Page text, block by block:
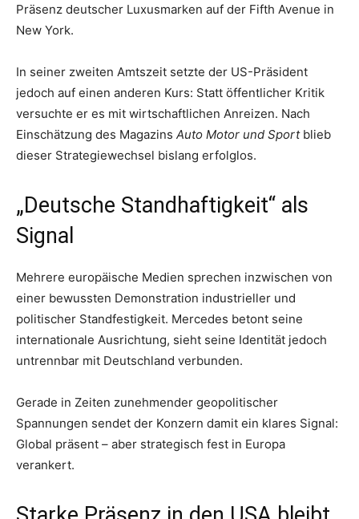
Präsenz deutscher Luxusmarken auf der Fifth Avenue in
New York.
In seiner zweiten Amtszeit setzte der US-Präsident
jedoch auf einen anderen Kurs: Statt öffentlicher Kritik
versuchte er es mit wirtschaftlichen Anreizen. Nach
Einschätzung des Magazins Auto Motor und Sportblieb
dieser Strategiewechsel bislang erfolglos.
„Deutsche Standhaftigkeit“ als
Signal
Mehrere europäische Medien sprechen inzwischen von
einer bewussten Demonstration industrieller und
politischer Standfestigkeit. Mercedes betont seine
internationale Ausrichtung, sieht seine Identität jedoch
untrennbar mit Deutschland verbunden.
Gerade in Zeiten zunehmender geopolitischer
Spannungen sendet der Konzern damit ein klares Signal:
Global präsent – aber strategisch fest in Europa
verankert.